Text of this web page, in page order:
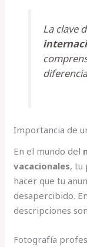
La clave
Importancia de
En el mundo del
vacacionales, tu
hacer que tu
desapercibido.
descripciones
Fotografía